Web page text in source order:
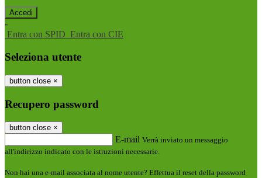
-
Entra con SPID Entra con CIE
Seleziona utente
button close ×
Recupero password
button close ×
E-mail Verrà inviato un messaggio
all'indirizzo indicato con le istruzioni necessarie.
Non hai una e-mail associata al nome utente? Effettua il reset della password